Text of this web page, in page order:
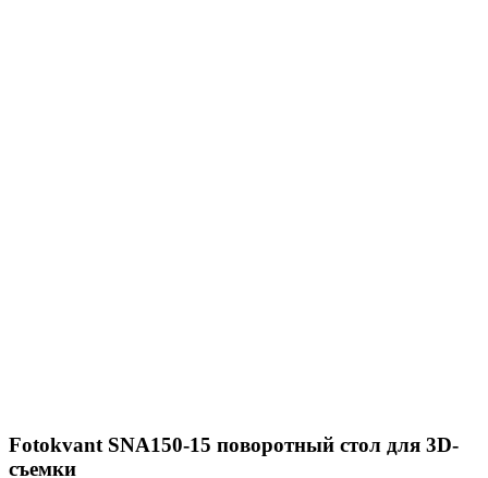
Fotokvant SNA150-15 поворотный стол для 3D-
съемки